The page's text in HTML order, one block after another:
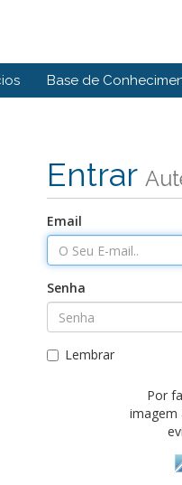
Base de
Entrar
Email
Senha
Lembrar
Por
imagem